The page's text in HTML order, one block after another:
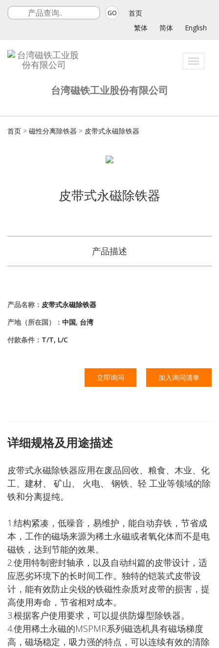
GO
首页
繁体
简体 English
Toggle
台湾磁铁工业股份有限公司
首页 > 磁性分离除铁器 > 皮带式永磁除铁器
皮带式永磁除铁器
产品描述
产品名称： 皮带式永磁除铁器
产地（所在国）： 中国, 台湾
付款条件： T/T, L/C
立即询问 加入询问清单
详细规格及用途描述
皮带式永磁除铁器应用在废品回收、粮食、木业、化
工、建材、 矿山、 火电、 钢铁、轻 工业等领域的除
铁和分离提纯。
1.结构紧凑，低噪音，易维护，能自动弃铁，节省成
本，工作的磁场来源为稀土永磁或者氧化体而不是电
磁铁，达到节能的效果。
2.使用特制密封轴承，以及自动纠篇的皮带设计，适
应恶劣环境下的长时间工作。独特的铠装式皮带设
计，能有效防止尖锐的铁磁性杂质对皮带的损害，提
高使用寿命，节省相对成本。
3.根据客户使用要求，可以提供防爆型除铁器。
4.使用稀土永磁的MSPMR系列磁选机具有磁场梯度
高，磁场稳定，吸力强的特点，可以连续有效的清除